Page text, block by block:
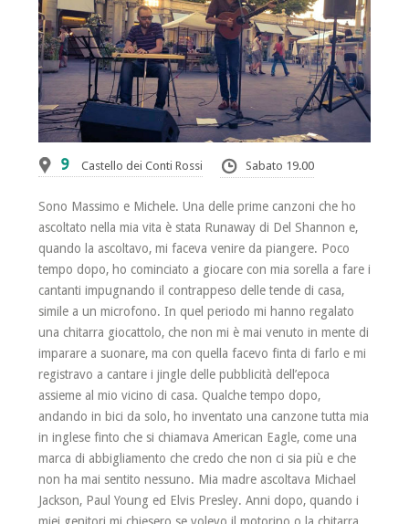
9 Castello dei Conti Rossi Sabato 19.00
Sono Massimo e Michele. Una delle prime canzoni che ho
ascoltato nella mia vita è stata Runaway di Del Shannon e,
quando la ascoltavo, mi faceva venire da piangere. Poco
tempo dopo, ho cominciato a giocare con mia sorella a fare i
cantanti impugnando il contrappeso delle tende di casa,
simile a un microfono. In quel periodo mi hanno regalato
una chitarra giocattolo, che non mi è mai venuto in mente di
imparare a suonare, ma con quella facevo finta di farlo e mi
registravo a cantare i jingle delle pubblicità dell’epoca
assieme al mio vicino di casa. Qualche tempo dopo,
andando in bici da solo, ho inventato una canzone tutta mia
in inglese finto che si chiamava American Eagle, come una
marca di abbigliamento che credo che non ci sia più e che
non ha mai sentito nessuno. Mia madre ascoltava Michael
Jackson, Paul Young ed Elvis Presley. Anni dopo, quando i